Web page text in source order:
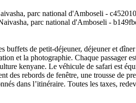
buffets de petit-déjeuner, déjeuner et
et la photographie. Chaque passager
kenyane. Le véhicule de safari est
des rebords de fenêtre, une trousse de
dans l’itinéraire. Toutes les taxes,